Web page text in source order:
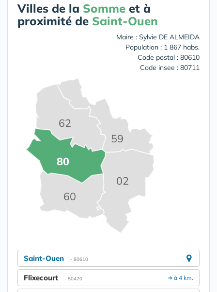
Villes de la Somme et à
proximité de Saint-Ouen
Maire : Sylvie DE ALMEIDA
Population : 1 867 habs.
Code postal : 80610
Code insee : 80711
02
59
60
62
80
Saint-Ouen - 80610
➔ à 4 km.
Flixecourt - 80420